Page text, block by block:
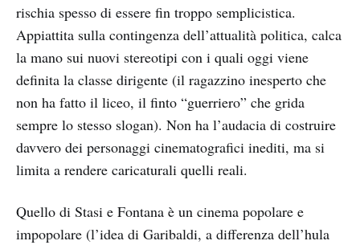
rischia spesso di essere fin troppo semplicistica.
Appiattita sulla contingenza dell’attualità politica, calca
la mano sui nuovi stereotipi con i quali oggi viene
definita la classe dirigente (il ragazzino inesperto che
non ha fatto il liceo, il finto “guerriero” che grida
sempre lo stesso slogan). Non ha l’audacia di costruire
davvero dei personaggi cinematografici inediti, ma si
limita a rendere caricaturali quelli reali.
Quello di Stasi e Fontana è un cinema popolare e
impopolare (l’idea di Garibaldi, a differenza dell’hula